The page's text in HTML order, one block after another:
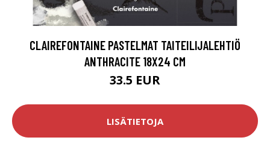
CLAIREFONTAINE PASTELMAT TAITEILIJALEHTIÖ
ANTHRACITE 18X24 CM
33.5 EUR
LISÄTIETOJA